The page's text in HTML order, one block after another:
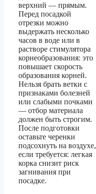
верхний — прямым.
Перед посадкой
отрезки можно
выдержать несколько
часов в воде или в
растворе стимулятора
корнеобразования: это
повышает скорость
образования корней.
Нельзя брать ветки с
признаками болезней
или слабыми почками
— отбор материала
должен быть строгим.
После подготовки
оставьте черенки
подсохнуть на воздухе,
если требуется: легкая
корка снизит риск
загнивания при
посадке.